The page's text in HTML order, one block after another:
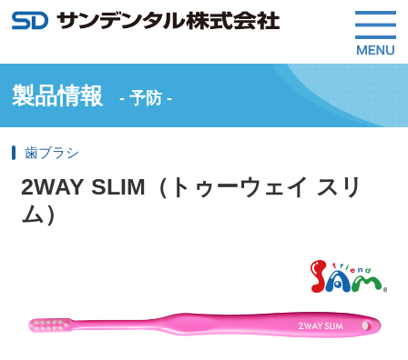
製品情報 - 予防 -
歯ブラシ
2WAY SLIM（トゥーウェイ スリ
ム）